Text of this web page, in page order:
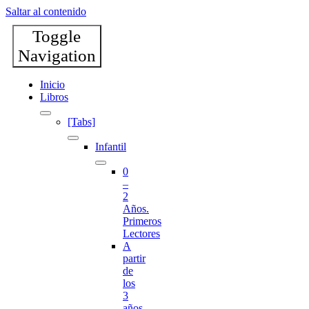
Saltar al contenido
Toggle
Navigation
Inicio
Libros
[Tabs]
Infantil
0
–
2
Años.
Primeros
Lectores
A
partir
de
los
3